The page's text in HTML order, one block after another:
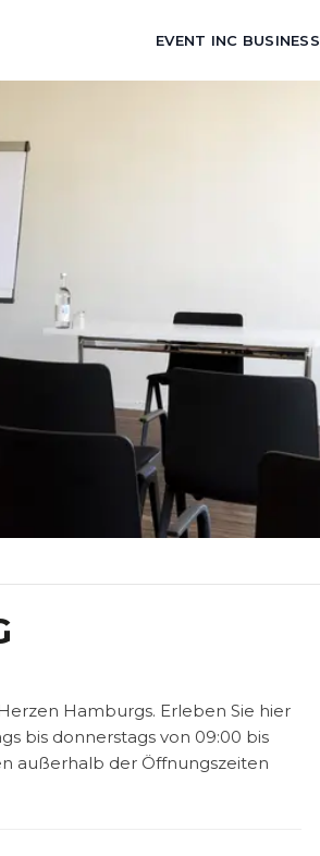
EVENT INC BUSINESS
Hamburgs. Erleben Sie hier
bis donnerstags von 09:00 bis
außerhalb der Öffnungszeiten